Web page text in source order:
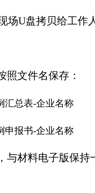
场U盘拷贝给工作
照文件名保存：
汇总表-企业名称
申报书-企业名称
材料电子版保持